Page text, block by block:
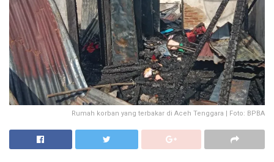
Rumah korban yang terbakar di Aceh Tenggara | Foto: BPBA